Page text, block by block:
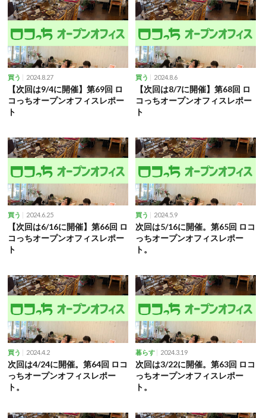
買う 2024.8.27
【次回は9/4に開催】第69回 ロ
コっちオープンオフィスレポー
ト
買う 2024.8.6
【次回は8/7に開催】第68回 ロ
コっちオープンオフィスレポー
ト
買う 2024.6.25
【次回は6/16に開催】第66回 ロ
コっちオープンオフィスレポー
ト
買う 2024.5.9
次回は5/16に開催。第65回 ロコ
っちオープンオフィスレポー
ト。
買う 2024.4.2
次回は4/24に開催。第64回 ロコ
っちオープンオフィスレポー
ト。
暮らす 2024.3.19
次回は3/22に開催。第63回 ロコ
っちオープンオフィスレポー
ト。